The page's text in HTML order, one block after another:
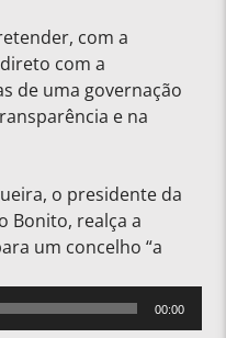
com a
com a
de uma governação
e na
o presidente da
Bonito, realça a
um concelho “a
00:00